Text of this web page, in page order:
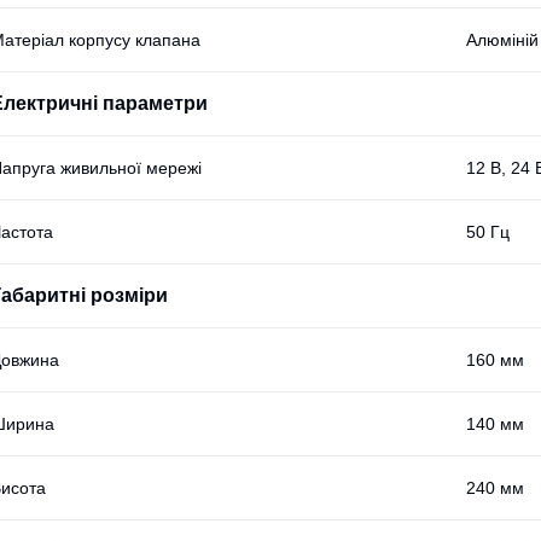
корпусу клапана Алюміній
параметри
живильної мережі 12 В, 24
50 Гц
розміри
160 мм
140 мм
240 мм